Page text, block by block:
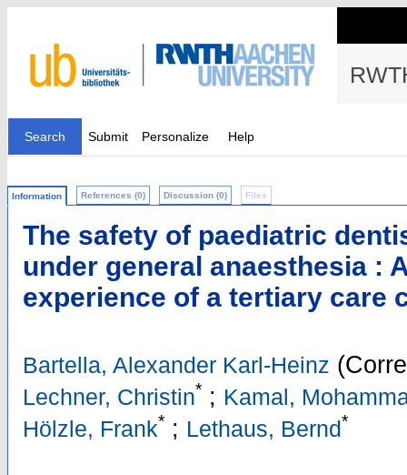
Search Submit Personalize Help
Information References (0) Discussion (0) Files
The safety of paediatric
under general anaesthesia :
experience of a tertiary care
Bartella, Alexander Karl-Heinz
Lechner, Christin* ; Kamal,
Hölzle, Frank* ; Lethaus, Bernd*